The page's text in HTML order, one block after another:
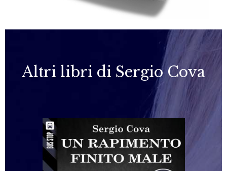
Altri libri di Sergio Cova